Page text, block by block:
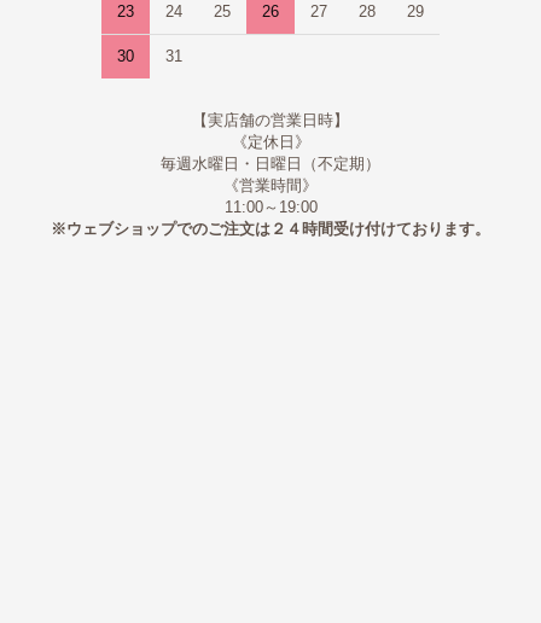
23 24 25 26 27 28 29
30 31
【実店舗の営業日時】
《定休日》
毎週水曜日・日曜日（不定期）
《営業時間》
11:00～19:00
※ウェブショップでのご注文は２４時間受け付けております。